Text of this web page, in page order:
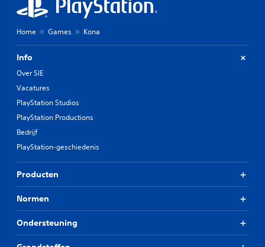
Home Games Kona
Info
Over SIE
Vacatures
PlayStation Studios
PlayStation Productions
Bedrijf
PlayStation-geschiedenis
Producten
Normen
Ondersteuning